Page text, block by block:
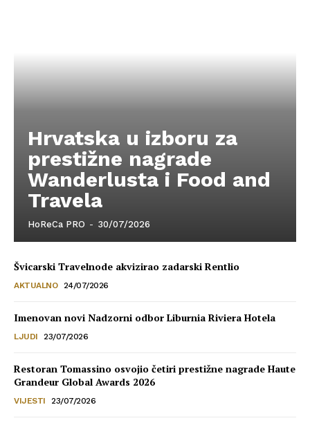
Hrvatska u izboru za
prestižne nagrade
Wanderlusta i Food and
Travela
HoReCa PRO - 30/07/2026
Švicarski Travelnode akvizirao zadarski Rentlio
AKTUALNO 24/07/2026
Imenovan novi Nadzorni odbor Liburnia Riviera Hotela
LJUDI 23/07/2026
Restoran Tomassino osvojio četiri prestižne nagrade Haute
Grandeur Global Awards 2026
VIJESTI 23/07/2026